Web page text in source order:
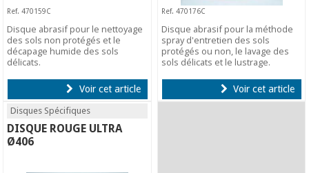
Ref. 470159C
Disque abrasif pour le nettoyage
des sols non protégés et le
décapage humide des sols
délicats.
Voir cet article
Ref. 470176C
Disque abrasif pour la méthode
spray d'entretien des sols
protégés ou non, le lavage des
sols délicats et le lustrage.
Voir cet article
Disques Spécifiques
DISQUE ROUGE ULTRA
Ø406